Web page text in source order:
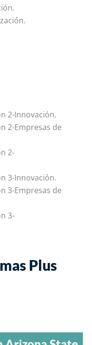
2-Innovación.
2-Empresas de
2-
3-Innovación.
3-Empresas de
3-
Plus